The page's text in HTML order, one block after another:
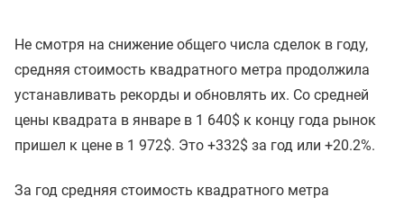
Не смотря на снижение общего числа сделок в году,
средняя стоимость квадратного метра продолжила
устанавливать рекорды и обновлять их. Со средней
цены квадрата в январе в 1 640$ к концу года рынок
пришел к цене в 1 972$. Это +332$ за год или +20.2%.
За год средняя стоимость квадратного метра